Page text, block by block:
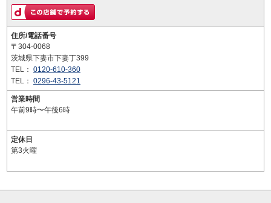
住所/電話番号
〒304-0068
茨城県下妻市下妻丁399
TEL： 0120-610-360
TEL： 0296-43-5121
営業時間
午前9時〜午後6時
定休日
第3火曜